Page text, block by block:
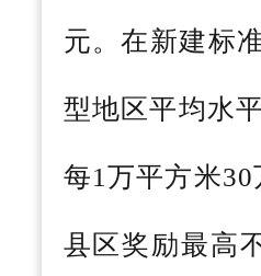
元。在新建标
型地区平均水
每1万平方米
县区奖励最高